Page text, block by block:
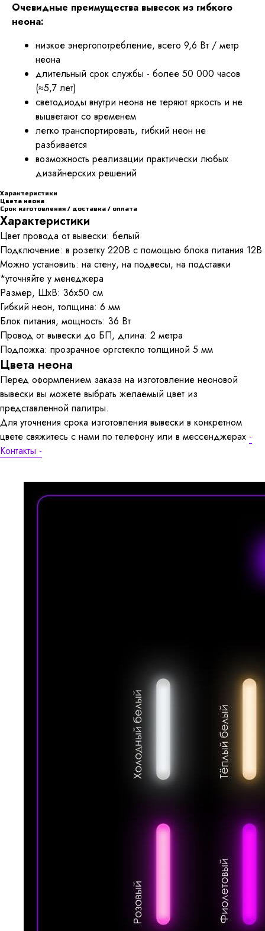
Очевидные преимущества вывесок из гибкого
неона:
низкое энергопотребление, всего 9,6 Вт / метр
неона
длительный срок службы - более 50 000 часов
(≈5,7 лет)
светодиоды внутри неона не теряют яркость и не
выцветают со временем
легко транспортировать, гибкий неон не
разбивается
возможность реализации практически любых
дизайнерских решений
Характеристики
Цвета неона
Срок изготовления / доставка / оплата
Характеристики
Цвет провода от вывески: белый
Подключение: в розетку 220В с помощью блока питания 12В
Можно установить: на стену, на подвесы, на подставки
*уточняйте у менеджера
Размер, ШхВ: 36x50 см
Гибкий неон, толщина: 6 мм
Блок питания, мощность: 36 Вт
Провод от вывески до БП, длина: 2 метра
Подложка: прозрачное оргстекло толщиной 5 мм
Цвета неона
Перед оформлением заказа на изготовление неоновой
вывески вы можете выбрать желаемый цвет из
представленной палитры.
Для уточнения срока изготовления вывески в конкретном
цвете свяжитесь с нами по телефону или в мессенджерах -
Контакты -